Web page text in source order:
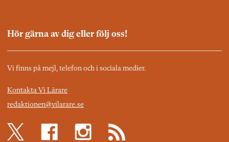
Hör gärna av dig eller följ oss!
Vi finns på mejl, telefon och i sociala medier.
Kontakta Vi Lärare
redaktionen@vilarare.se